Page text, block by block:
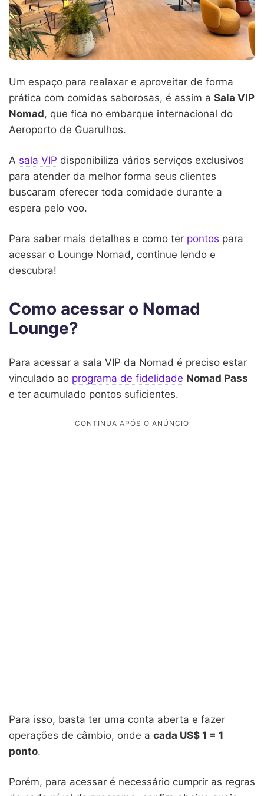
Um espaço para realaxar e aproveitar de forma
prática com comidas saborosas, é assim a Sala VIP
Nomad, que fica no embarque internacional do
Aeroporto de Guarulhos.
A sala VIP disponibiliza vários serviços exclusivos
para atender da melhor forma seus clientes
buscaram oferecer toda comidade durante a
espera pelo voo.
Para saber mais detalhes e como ter pontos para
acessar o Lounge Nomad, continue lendo e
descubra!
Como acessar o Nomad
Lounge?
Para acessar a sala VIP da Nomad é preciso estar
vinculado ao programa de fidelidade Nomad Pass
e ter acumulado pontos suficientes.
Para isso, basta ter uma conta aberta e fazer
operações de câmbio, onde a cada US$ 1 = 1
ponto.
Porém, para acessar é necessário cumprir as regras